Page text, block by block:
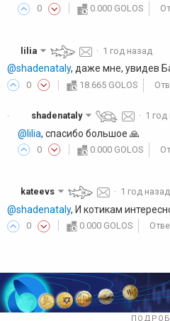
0 0.000 GOLOS
lilia · 1 год назад
@shadenataly, даже мне, увидев
0 18.665 GOLOS
· shadenataly · 1 год
@lilia, спасибо большое 🙏
0 0.000 GOLOS
kateevs · 1 год назад
@shadenataly, И котикам
0 0.000 GOLOS